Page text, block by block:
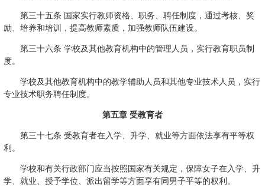
第三十五条 国家实行教师资格、职务、聘任制度，通过考核、奖
励、培养和培训，提高教师素质，加强教师队伍建设。
第三十六条 学校及其他教育机构中的管理人员，实行教育职员制
度。
学校及其他教育机构中的教学辅助人员和其他专业技术人员，实行
专业技术职务聘任制度。
第五章 受教育者
第三十七条 受教育者在入学、升学、就业等方面依法享有平等权
利。
学校和有关行政部门应当按照国家有关规定，保障女子在入学、升
学、就业、授予学位、派出留学等方面享有同男子平等的权利。